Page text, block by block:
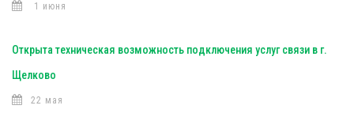
1 июня
Открыта техническая возможность подключения услуг связи в г.
Щелково
22 мая